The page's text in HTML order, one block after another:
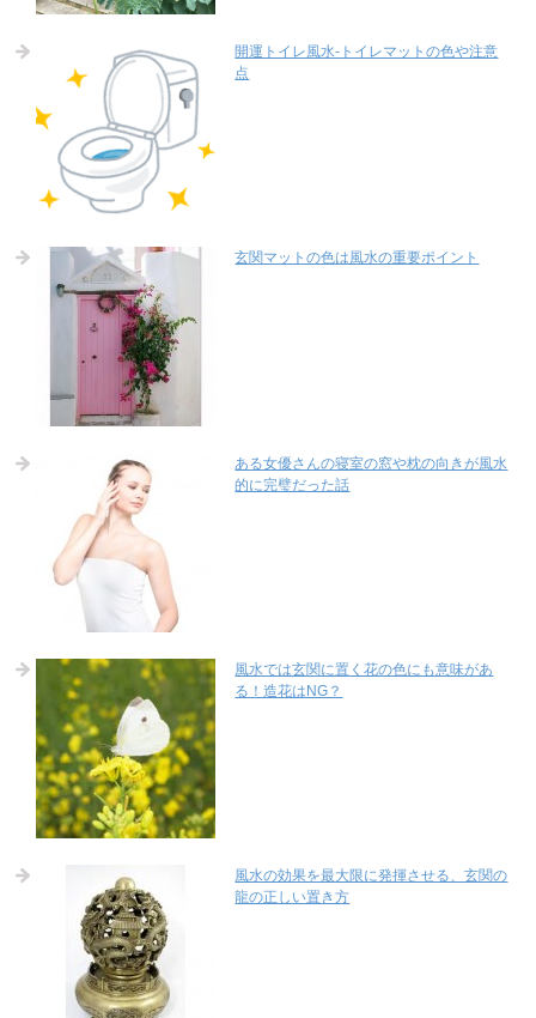
開運トイレ風水-トイレマットの色や注意
点
玄関マットの色は風水の重要ポイント
ある女優さんの寝室の窓や枕の向きが風水
的に完璧だった話
風水では玄関に置く花の色にも意味があ
る！造花はNG？
風水の効果を最大限に発揮させる、玄関の
龍の正しい置き方